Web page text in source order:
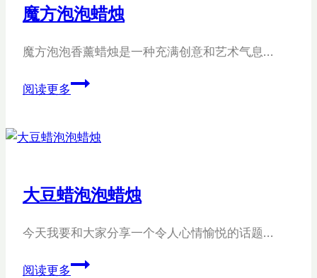
烛
魔方泡泡蜡烛
魔方泡泡香薰蜡烛是一种充满创意和艺术气息…
阅读更多魔
泡
大豆蜡泡泡蜡烛
今天我要和大家分享一个令人心情愉悦的话题…
阅读更多大